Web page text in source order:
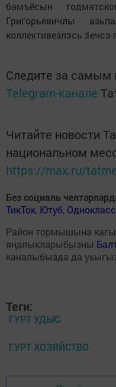
бамъёсын
Григорьевичлы
коллективезлэсь
Следите за
Telegram-канале
Читайте новости
национальном
https://max.ru/
Без социаль
ТикТок, Ютуб,
Район тормышына
яңалыкларыбызны
каналыбызда да
Теги:
ГУРТ УДЫС
ГУРТ ХОЗЯЙСТВО